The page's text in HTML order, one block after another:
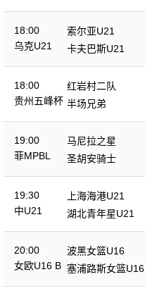
18:00
乌克U21
索尔亚U21
卡夫巴斯U21
18:00
贵州五峰杯
红岩村二队
半场兄弟
19:00
菲MPBL
马尼拉之星
圣胡安骑士
19:30
中U21
上海海港U21
湖北青年星U21
20:00
女欧U16 B
波黑女篮U16
塞浦路斯女篮U16